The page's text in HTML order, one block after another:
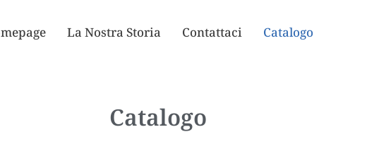
La Nostra Storia Contattaci Catalogo
Catalogo